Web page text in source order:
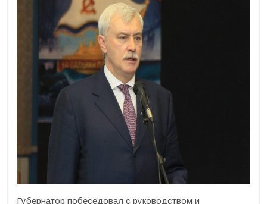
Губернатор побеседовал с руководством и